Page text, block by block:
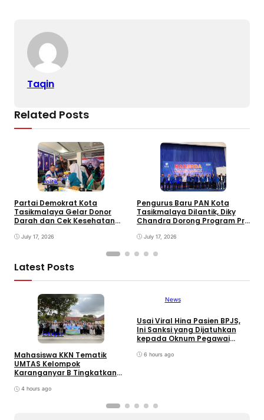
Taqin
Related Posts
Politik
Partai Demokrat Kota
Tasikmalaya Gelar Donor
Darah dan Cek Kesehatan
ke-25 Partai
July 17, 2026
Politik
Pengurus Baru PAN Kota
Tasikmalaya Dilantik, Diky
Chandra Dorong Program Pro
July 17, 2026
Latest Posts
Edugov
Mahasiswa KKN Tematik
UMTAS Kelompok
Karanganyar B Tingkatkan
melalui Program GEMILANG
4 hours ago
News
Usai Viral Hina Pasien BPJS,
Ini Sanksi yang Dijatuhkan
kepada Oknum Pegawai
6 hours ago